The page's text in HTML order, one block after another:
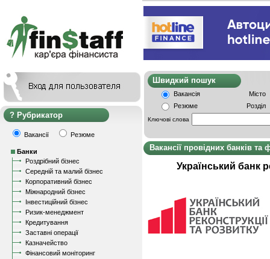
Рубрикатор
Вакансії Резюме
Банки
Роздрібний бізнес
Середній та малий бізнес
Корпоративний бізнес
Міжнародний бізнес
Інвестиційний бізнес
Ризик-менеджмент
Кредитування
Заставні операції
Казначейство
Фінансовий моніторинг
Швидкий
Вакансія
Місто
Резюме
Розділ
Ключові слова
Вакансії провідних банків та
Український банк